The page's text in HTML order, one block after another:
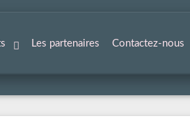
Les partenaires Contactez-nous